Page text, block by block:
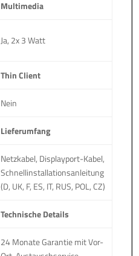
Multimedia
Ja, 2x 3 Watt
Thin Client
Nein
Lieferumfang
Netzkabel, Displayport-Kabel,
Schnellinstallationsanleitung
(D, UK, F, ES, IT, RUS, POL, CZ)
Technische Details
24 Monate Garantie mit Vor-